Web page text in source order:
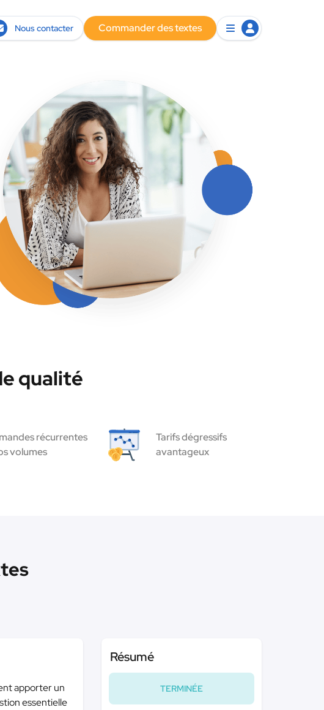
Nous contacter Commander des textes
qualité
récurrentes
volumes
Tarifs dégressifs
avantageux
apporter un
essentielle
Résumé
TERMINÉE